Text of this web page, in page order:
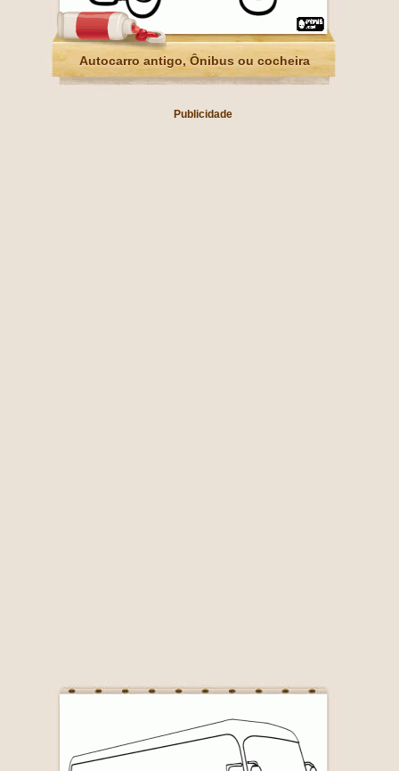
Autocarro antigo, Ônibus ou cocheira
Publicidade